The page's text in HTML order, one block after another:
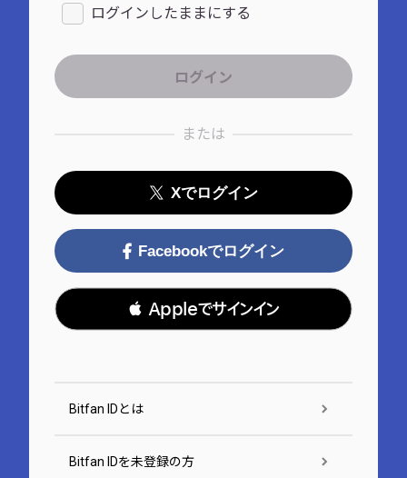
ログインしたままにする
または
Xでログイン
Facebookでログイン
 Appleでサインイン
Bitfan IDとは
Bitfan IDを未登録の方